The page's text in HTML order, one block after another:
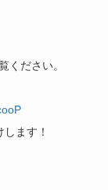
ください。
ます！